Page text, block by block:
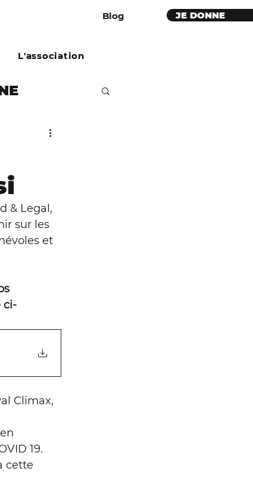
JE DONNE
Blog
rouges
& Legal,
sur les
et
ci-
Climax,
19.
cette
L'association